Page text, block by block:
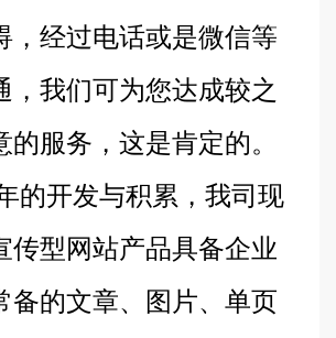
，经过电话或是微信等
，我们可为您达成较之
的服务，这是肯定的。
开发与积累，我司现
传型网站产品具备企业
备的文章、图片、单页